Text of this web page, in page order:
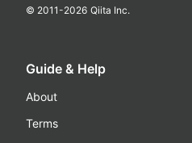
© 2011-2026 Qiita Inc.
Guide & Help
About
Terms